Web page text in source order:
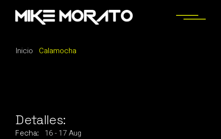
contenido
Inicio Calamocha
Detalles:
Fecha: 16- 17Aug